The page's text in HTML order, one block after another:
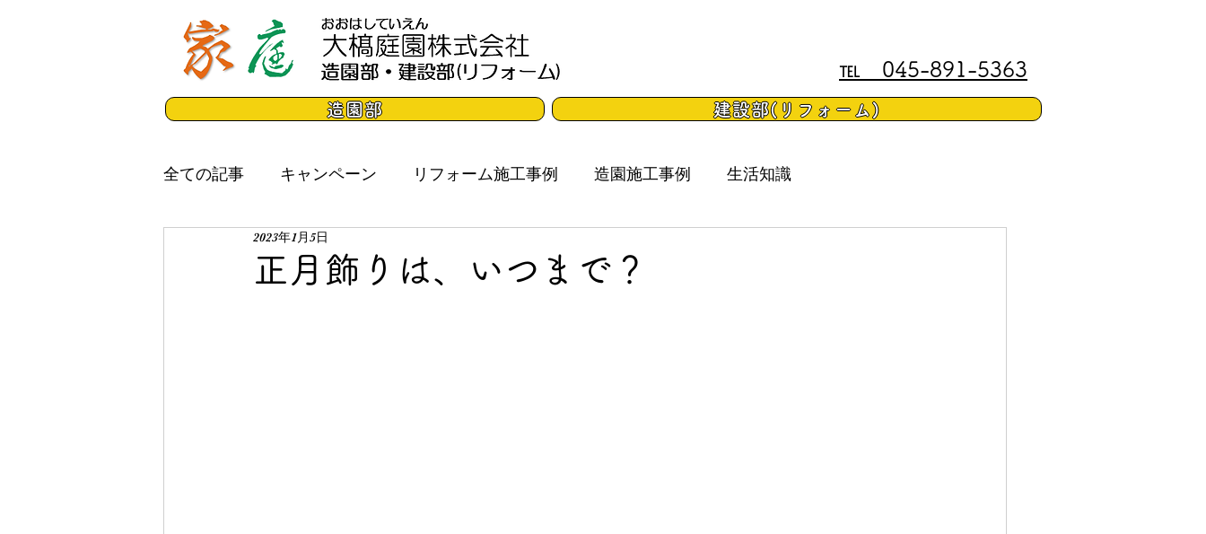
℡ 045-891-5363
造園部 建設部(リフォーム)
全ての記事 キャンペーン リフォーム施工事例 造園施工事例 生活知識
正月飾りは、いつまで？
2023年1月5日